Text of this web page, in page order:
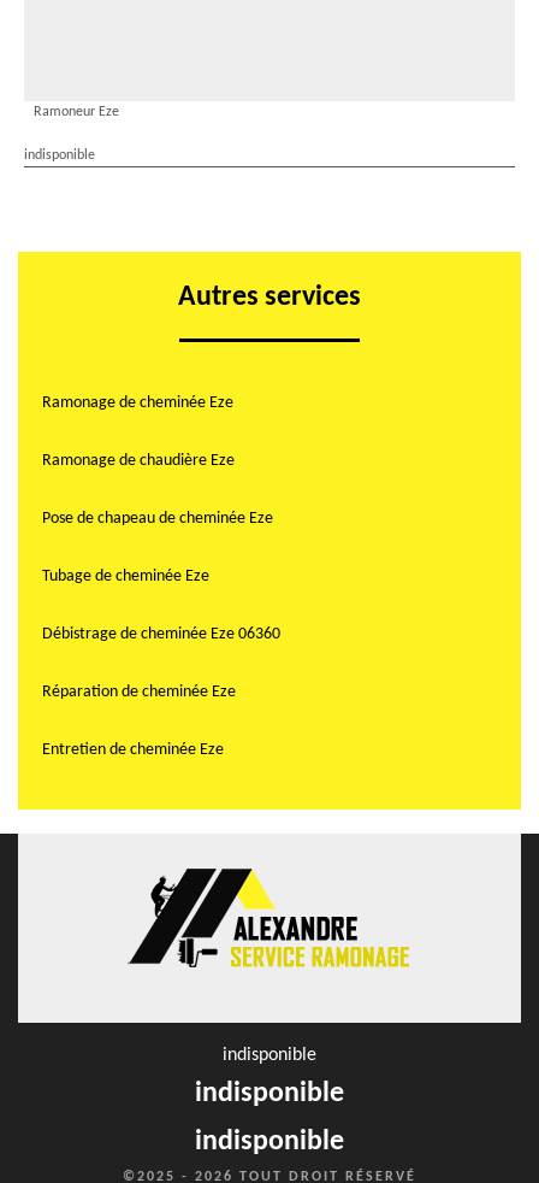
Ramoneur Eze
indisponible
Autres services
Ramonage de cheminée Eze
Ramonage de chaudière Eze
Pose de chapeau de cheminée Eze
Tubage de cheminée Eze
Débistrage de cheminée Eze 06360
Réparation de cheminée Eze
Entretien de cheminée Eze
indisponible
indisponible
indisponible
©2025 - 2026 TOUT DROIT RÉSERVÉ